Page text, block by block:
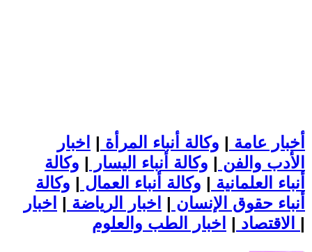
أخبار عامة | وكالة أنباء المرأة | اخبار
الأدب والفن | وكالة أنباء اليسار | وكالة
أنباء العلمانية | وكالة أنباء العمال | وكالة
أنباء حقوق الإنسان | اخبار الرياضة | اخبار
الاقتصاد | |